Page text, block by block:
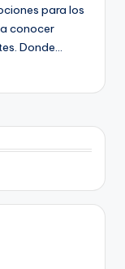
para los
conocer
Donde…